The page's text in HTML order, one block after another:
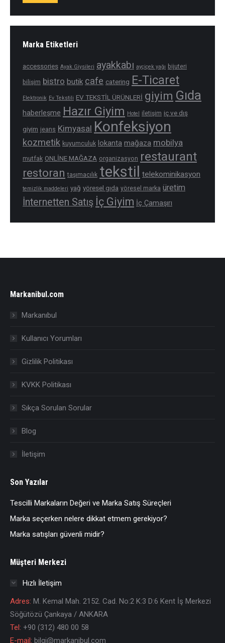
Marka Etiketleri
accessories Ayak Giysileri ayakkabı ayçiçek yağı bijuteri
bilişim bistro butik cafe catering E-Ticaret
Elektronik Ev Tekstili EV TEKSTİL ÜRÜNLERİ giyim Gıda
haberleşme Hazır Giyim Hotel iletişim iç ve dış
giyim jeans Kimyasal Konfeksiyon
kozmetik kuyumculuk lokanta mağaza mobilya
mutfak ONLİNE MAĞAZA organizasyon restaurant
restoran taşımacılık tekstil telekominikasyon
temizlik maddeleri yağ yöresel gıda yöresel marka üretim
İnternetten Satış İç Giyim İç Çamaşırı
Markanibul.com
Markanıbul
Kullanıcı Yorumları
Gizlilik Politikası
KVKK Politikası
Sıkça Sorulan Sorular
Blog
İletişim
Son Yazılar
Tescilli Markaların Değeri ve Marka Satış Süreçleri
Marka seçerken nelere dikkat etmem gerekiyor?
Marka satışları güvenli midir?
Müşteri Merkezi
Hızlı İletişim
Adres: M. Kemal Mah. 2152. Cad. No:2 K:3 D:6 Kent İş Merkezi
Söğütözü Çankaya / ANKARA
Tel: +90 (312) 480 00 58
E-mail: bilgi@markanibul.com